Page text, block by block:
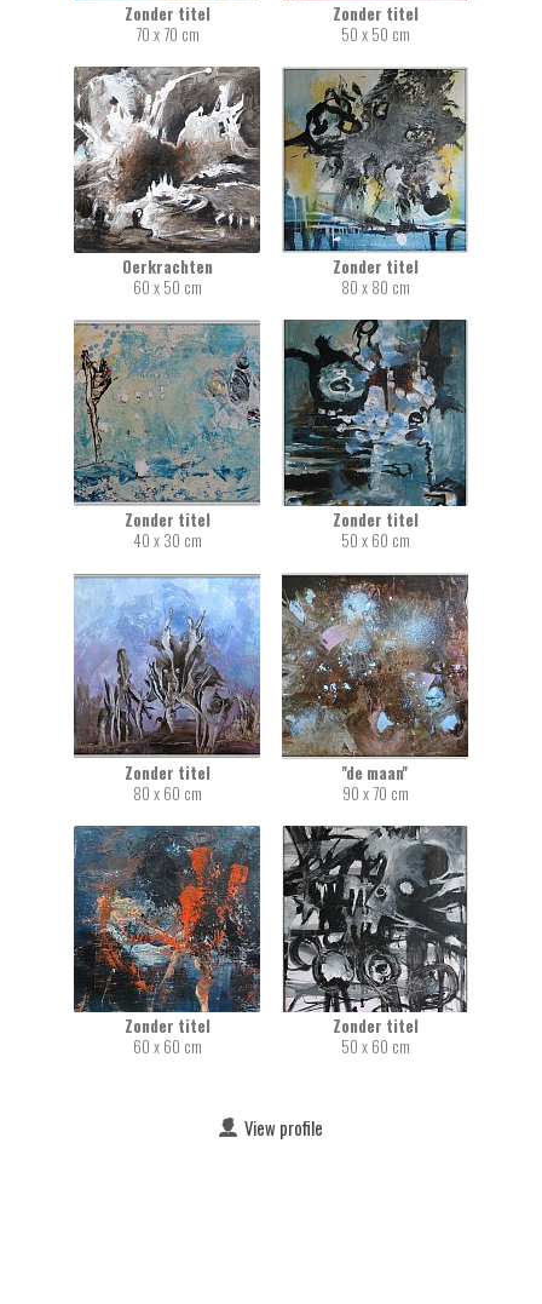
Zonder titel
70 x 70 cm
Zonder titel
50 x 50 cm
Oerkrachten
60 x 50 cm
Zonder titel
80 x 80 cm
Zonder titel
40 x 30 cm
Zonder titel
50 x 60 cm
Zonder titel
80 x 60 cm
''de maan''
90 x 70 cm
Zonder titel
60 x 60 cm
Zonder titel
50 x 60 cm
View profile